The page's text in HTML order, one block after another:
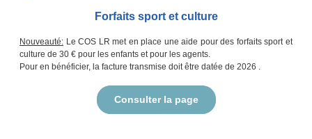
Forfaits sport et culture
Nouveauté: Le COS LR met en place une aide pour des forfaits sport et
culture de 30 € pour les enfants et pour les agents.
Pour en bénéficier, la facture transmise doit être datée de 2026 .
Consulter la page